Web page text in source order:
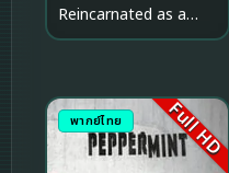
Reincarnated as a
Slime the Movie Tears
แล้วเดอะมูฟวี่ ภาคน้ำตา
แห่งห้วงทะเลคราม
(2026)
พากย์ไทย Full HD